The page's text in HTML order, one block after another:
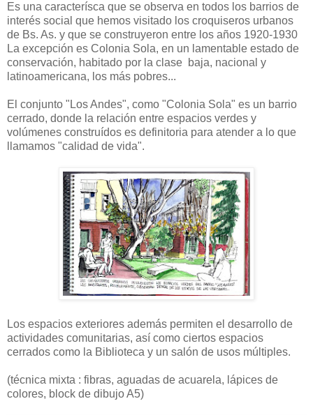
Es una caracterísca que se observa en todos los barrios de
interés social que hemos visitado los croquiseros urbanos
de Bs. As. y que se construyeron entre los años 1920-1930
La excepción es Colonia Sola, en un lamentable estado de
conservación, habitado por la clase baja, nacional y
latinoamericana, los más pobres...
El conjunto "Los Andes", como "Colonia Sola" es un barrio
cerrado, donde la relación entre espacios verdes y
volúmenes construídos es definitoria para atender a lo que
llamamos "calidad de vida".
Los espacios exteriores además permiten el desarrollo de
actividades comunitarias, así como ciertos espacios
cerrados como la Biblioteca y un salón de usos múltiples.
(técnica mixta : fibras, aguadas de acuarela, lápices de
colores, block de dibujo A5)